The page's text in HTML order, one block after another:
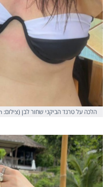
הלכה על טרנד הביקני שחור לבן (צילום: corringideon אינסטגרם)